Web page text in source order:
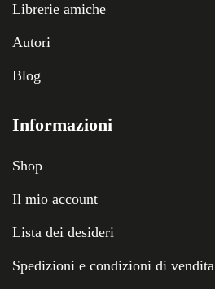
Librerie amiche
Autori
Blog
Informazioni
Shop
Il mio account
Lista dei desideri
Spedizioni e condizioni di vendita